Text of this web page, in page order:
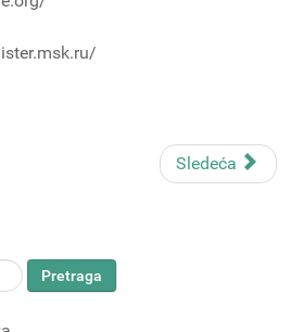
Sledeća
Pretraga